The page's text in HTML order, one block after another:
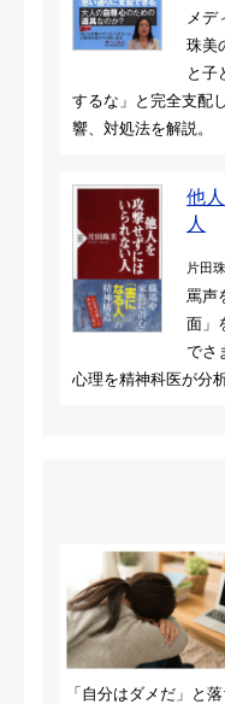
メデ
珠美
と子
するな」と完全支配
響、対処法を解説。
他
人
片田
罵声
面」
でさ
心理を精神科医が分
「自分はダメだ」と